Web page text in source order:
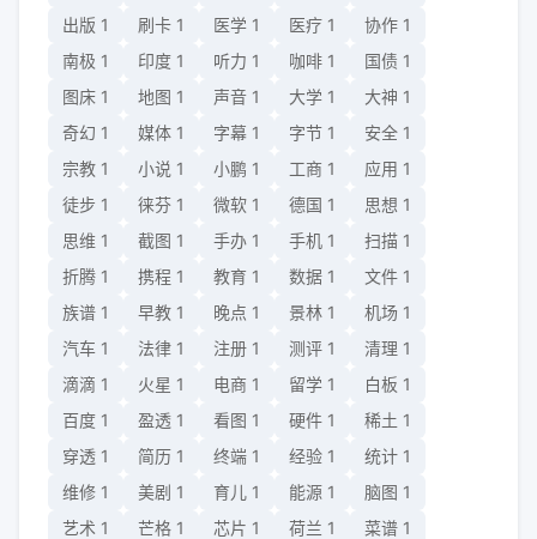
出版 1 刷卡 1 医学 1 医疗 1 协作 1
南极 1 印度 1 听力 1 咖啡 1 国债 1
图床 1 地图 1 声音 1 大学 1 大神 1
奇幻 1 媒体 1 字幕 1 字节 1 安全 1
宗教 1 小说 1 小鹏 1 工商 1 应用 1
徒步 1 徕芬 1 微软 1 德国 1 思想 1
思维 1 截图 1 手办 1 手机 1 扫描 1
折腾 1 携程 1 教育 1 数据 1 文件 1
族谱 1 早教 1 晚点 1 景林 1 机场 1
汽车 1 法律 1 注册 1 测评 1 清理 1
滴滴 1 火星 1 电商 1 留学 1 白板 1
百度 1 盈透 1 看图 1 硬件 1 稀土 1
穿透 1 简历 1 终端 1 经验 1 统计 1
维修 1 美剧 1 育儿 1 能源 1 脑图 1
艺术 1 芒格 1 芯片 1 荷兰 1 菜谱 1